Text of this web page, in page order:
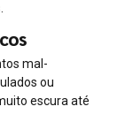
mal-
ou
escura até